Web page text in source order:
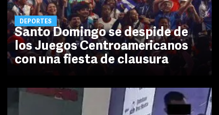
DEPORTES
Santo Domingo se despide de
los Juegos Centroamericanos
con una fiesta de clausura